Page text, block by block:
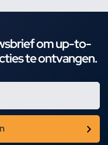
om up-to-
te ontvangen.